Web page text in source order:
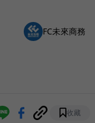
FC未來商務
收藏